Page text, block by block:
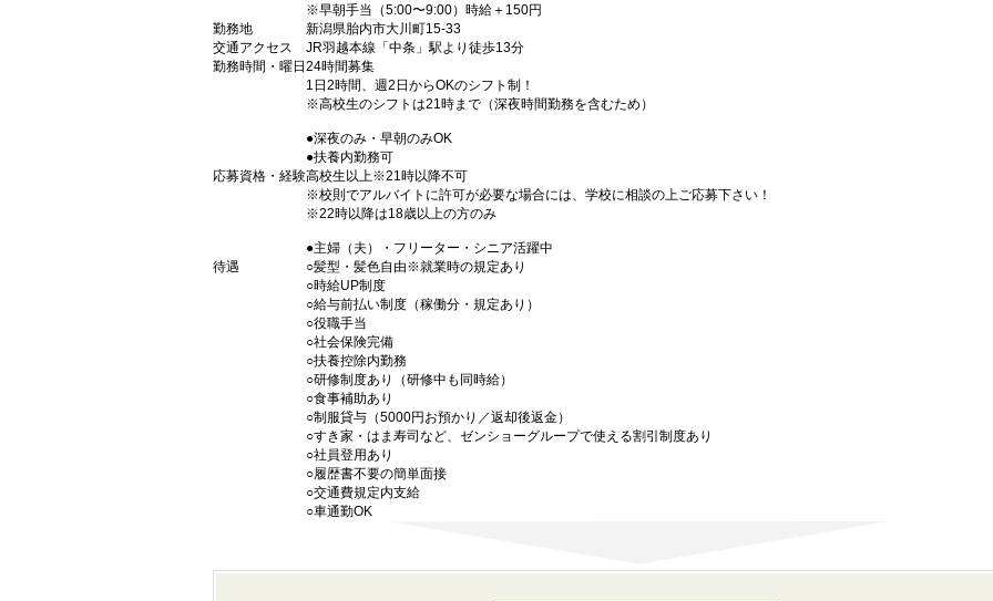
※早朝手当（5:00〜9:00）時給＋150円
勤務地
新潟県胎内市大川町15-33
交通アクセス
JR羽越本線「中条」駅より徒歩13分
勤務時間・曜日 24時間募集
1日2時間、週2日からOKのシフト制！
※高校生のシフトは21時まで（深夜時間勤務を含むため）
●深夜のみ・早朝のみOK
●扶養内勤務可
応募資格・経験高校生以上※21時以降不可
※校則でアルバイトに許可が必要な場合には、学校に相談の上ご応募下さい！
※22時以降は18歳以上の方のみ
●主婦（夫）・フリーター・シニア活躍中
待遇
○髪型・髪色自由※就業時の規定あり
○時給UP制度
○給与前払い制度（稼働分・規定あり）
○役職手当
○社会保険完備
○扶養控除内勤務
○研修制度あり（研修中も同時給）
○食事補助あり
○制服貸与（5000円お預かり／返却後返金）
○すき家・はま寿司など、ゼンショーグループで使える割引制度あり
○社員登用あり
○履歴書不要の簡単面接
○交通費規定内支給
○車通勤OK